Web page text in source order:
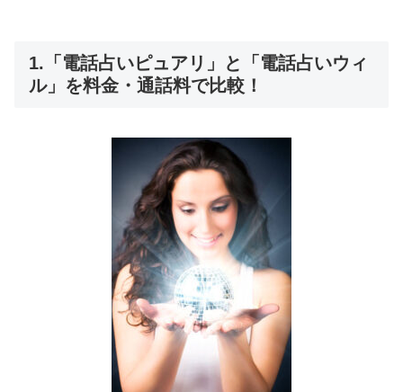
1.「電話占いピュアリ」と「電話占いウィ
ル」を料金・通話料で比較！